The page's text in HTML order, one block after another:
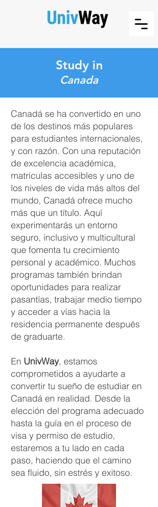
Study in
Canada
Canadá se ha convertido en uno
de los destinos más populares
para estudiantes internacionales,
y con razón. Con una reputación
de excelencia académica,
matrículas accesibles y uno de
los niveles de vida más altos del
mundo, Canadá ofrece mucho
más que un título. Aquí
experimentarás un entorno
seguro, inclusivo y multicultural
que fomenta tu crecimiento
personal y académico. Muchos
programas también brindan
oportunidades para realizar
pasantías, trabajar medio tiempo
y acceder a vías hacia la
residencia permanente después
de graduarte.
En UnivWay, estamos
comprometidos a ayudarte a
convertir tu sueño de estudiar en
Canadá en realidad. Desde la
elección del programa adecuado
hasta la guía en el proceso de
visa y permiso de estudio,
estaremos a tu lado en cada
paso, haciendo que el camino
sea fluido, sin estrés y exitoso.